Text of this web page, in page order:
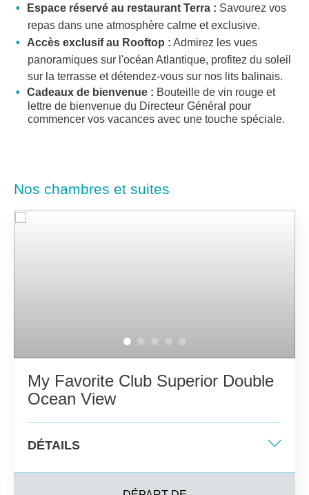
Espace réservé au restaurant Terra : Savourez vos
repas dans une atmosphère calme et exclusive.
Accès exclusif au Rooftop : Admirez les vues
panoramiques sur l'océan Atlantique, profitez du soleil
sur la terrasse et détendez-vous sur nos lits balinais.
Cadeaux de bienvenue : Bouteille de vin rouge et
lettre de bienvenue du Directeur Général pour
commencer vos vacances avec une touche spéciale.
Nos chambres et suites
My Favorite Club Superior Double
Ocean View
DÉTAILS